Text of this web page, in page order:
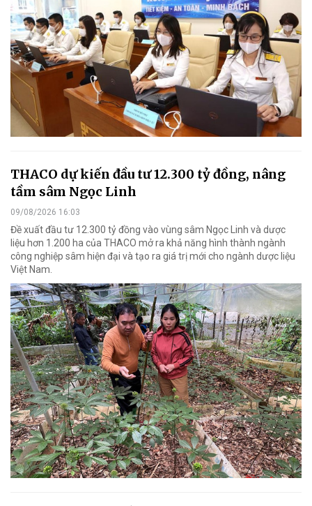
THACO dự kiến đầu tư 12.300 tỷ đồng, nâng
tầm sâm Ngọc Linh
09/08/2026 16:03
Đề xuất đầu tư 12.300 tỷ đồng vào vùng sâm Ngọc Linh và dược
liệu hơn 1.200 ha của THACO mở ra khả năng hình thành ngành
công nghiệp sâm hiện đại và tạo ra giá trị mới cho ngành dược liệu
Việt Nam.